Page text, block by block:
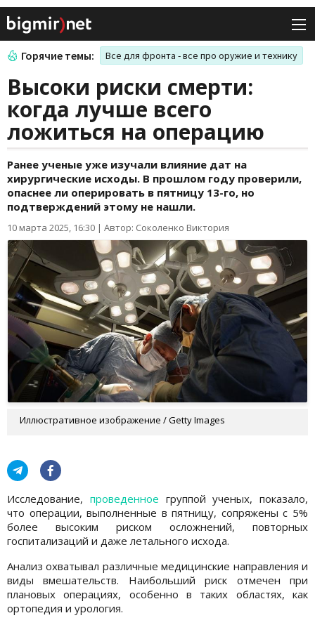
Горячие темы: Все для фронта - все про оружие и технику
Высоки риски смерти:
когда лучше всего
ложиться на операцию
Ранее ученые уже изучали влияние дат на
хирургические исходы. В прошлом году проверили,
опаснее ли оперировать в пятницу 13-го, но
подтверждений этому не нашли.
10 марта 2025, 16:30 | Автор: Соколенко Виктория
Иллюстративное изображение / Getty Images
Исследование, проведенное группой ученых, показало,
что операции, выполненные в пятницу, сопряжены с 5%
более высоким риском осложнений, повторных
госпитализаций и даже летального исхода.
Анализ охватывал различные медицинские направления и
виды вмешательств. Наибольший риск отмечен при
плановых операциях, особенно в таких областях, как
ортопедия и урология.